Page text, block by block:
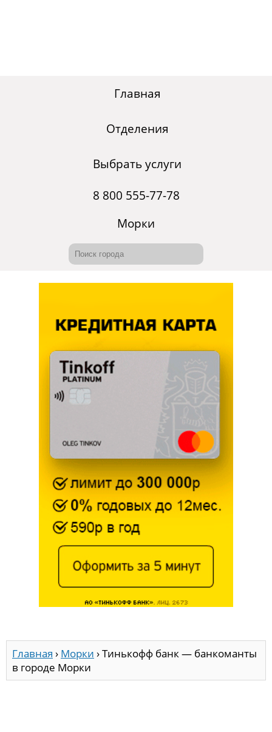
Главная
Отделения
Выбрать услуги
8 800 555-77-78
Морки
Главная › Морки ›Тинькофф банк — банкоманты
в городе Морки